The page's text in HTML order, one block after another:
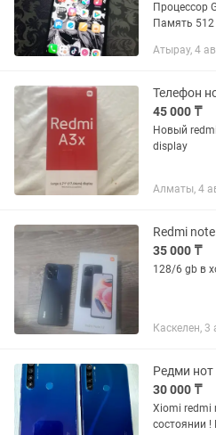
Процессор
Память
и
Атырау, 4
Телефон
45 000 ₸
Новый
display
Алматы, 4
Redmi
35 000 ₸
128/6 gb в
Каскелен, 3
Редми нот
30 000 ₸
Xiomi redmi
состоянии